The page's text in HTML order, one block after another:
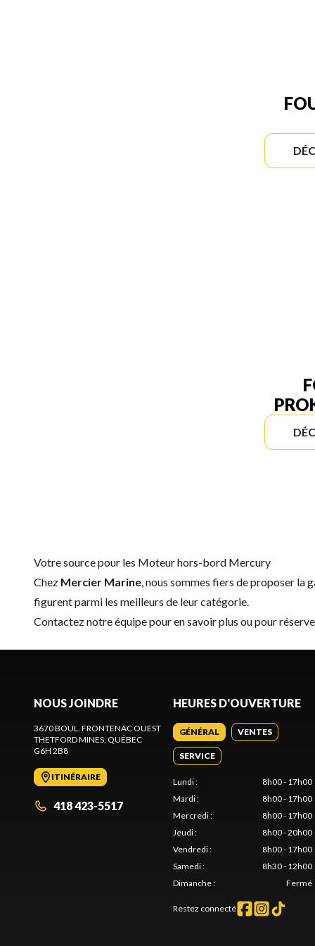
Votre source pour les Moteur hors-bord Mercury
Chez Mercier Marine , nous sommes fiers de proposer la
figurent parmi les meilleurs de leur catégorie.
Contactez notre équipepour en savoir plus ou pour
NOUS JOINDRE
3670 BOUL. FRONTENAC OUEST
THETFORD MINES , QUÉBEC
G6H 2B8
ITINÉRAIRE
418 423-5517
HEURES D'OUVERTURE
GÉNÉRAL VENTES
SERVICE
Lundi:
8h00 - 17h00
Mardi:
8h00 - 17h00
Mercredi:
8h00 - 17h00
Jeudi:
8h00 - 20h00
Vendredi:
8h00 - 17h00
Samedi:
8h30 - 12h00
Dimanche: Fermé
Restez connecté